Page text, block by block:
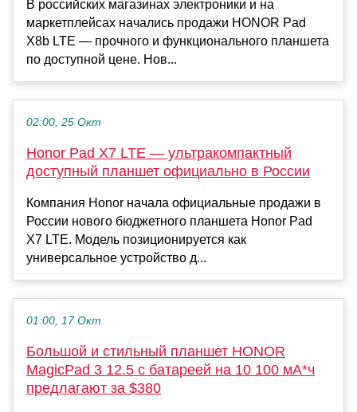
В российских магазинах электроники и на
маркетплейсах начались продажи HОNOR Pаd
Х8b LTE — прочного и функционального планшета
по доступной цене. Нов...
02:00, 25 Окт
Honor Pad Х7 LTE — ультракомпактный
доступный планшет официально в России
Компания Honor начала официальные продажи в
России нового бюджетного планшета Honor Pad
X7 LTE. Модель позиционируется как
универсальное устройство д...
01:00, 17 Окт
Большой и стильный планшет HONOR
MagicPad 3 12.5 с батареей на 10 100 мА*ч
предлагают за $380